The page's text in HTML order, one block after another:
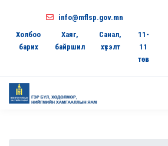
info@mflsp.gov.mn
Холбоо
барих
Хаяг,
байршил
Санал,
хүсэлт
11-
11
төв